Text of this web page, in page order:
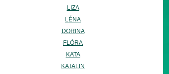
LIZA
LÉNA
DORINA
FLÓRA
KATA
KATALIN